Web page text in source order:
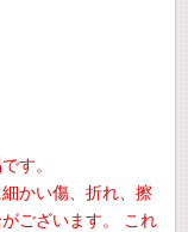
す。
かい傷、折れ、擦
ございます。 これ